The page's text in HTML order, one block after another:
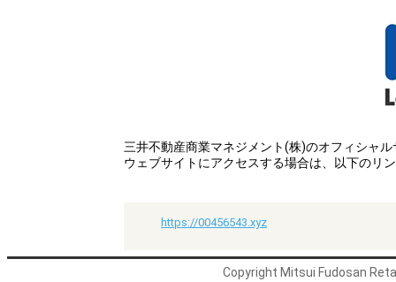
三井不動産商業マネジメント(株)のオフィシャ
ウェブサイトにアクセスする場合は、以下のリ
https://00456543.xyz
Copyright Mitsui Fudosan